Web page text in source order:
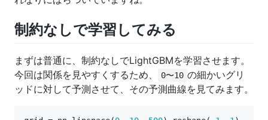
制約なしで学習してみる
まずは普通に、制約なしでLightGBMを学習させます。
今回は関係を見やすくするため、
0〜10 の細かいグリ
ッドに対して予測させて、その予測曲線を見てみます。